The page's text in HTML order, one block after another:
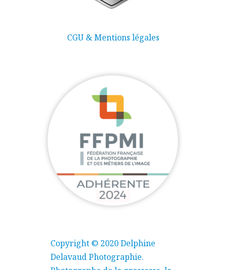
CGU & Mentions légales
Copyright © 2020 Delphine
Delavaud Photographie.